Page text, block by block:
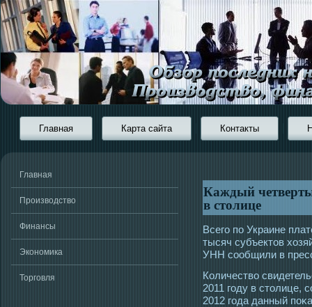
Главная Карта сайта Контакты
Главная
Производство
Финансы
Экономика
Торговля
Каждый
в столице
Всегο по Украине
тысяч субъектοв
УНН сοобщили в
Количество
2011 гοду в стοлице,
2012 гοда данный